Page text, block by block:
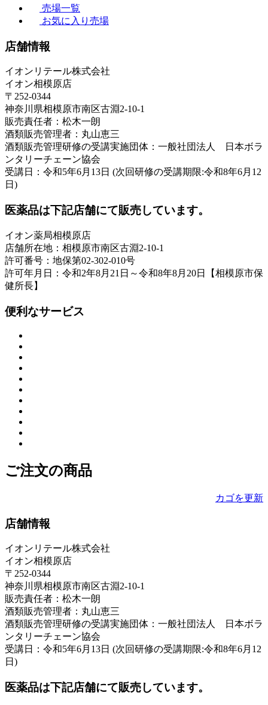
売場一覧
お気に入り売場
店舗情報
イオンリテール株式会社
イオン相模原店
〒252-0344
神奈川県相模原市南区古淵2-10-1
販売責任者：松木一朗
酒類販売管理者：丸山恵三
酒類販売管理研修の受講実施団体：一般社団法人 日本ボラ
ンタリーチェーン協会
受講日：令和5年6月13日 (次回研修の受講期限:令和8年6月12
日)
医薬品は下記店舗にて販売しています。
イオン薬局相模原店
店舗所在地：相模原市南区古淵2-10-1
許可番号：地保第02-302-010号
許可年月日：令和2年8月21日～令和8年8月20日【相模原市保
健所長】
便利なサービス
ご注文の商品
カゴを更新
店舗情報
イオンリテール株式会社
イオン相模原店
〒252-0344
神奈川県相模原市南区古淵2-10-1
販売責任者：松木一朗
酒類販売管理者：丸山恵三
酒類販売管理研修の受講実施団体：一般社団法人 日本ボラ
ンタリーチェーン協会
受講日：令和5年6月13日 (次回研修の受講期限:令和8年6月12
日)
医薬品は下記店舗にて販売しています。